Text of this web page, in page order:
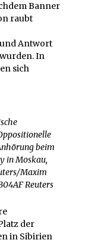
Banner
raubt
Antwort
In
sich
beim
in Moskau,
Maxim
Reuters
der
in Sibirien